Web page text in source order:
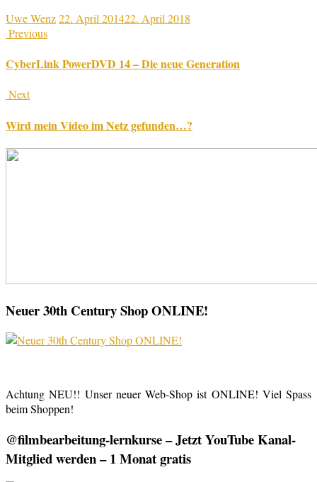
Uwe Wenz22. April 201422. April 2018
Previous
CyberLink PowerDVD 14 – Die neue Generation
Next
Wird mein Video im Netz gefunden…?
Neuer 30th Century Shop ONLINE!
Achtung NEU!! Unser neuer Web-Shop ist ONLINE! Viel Spass
beim Shoppen!
@filmbearbeitung-lernkurse – Jetzt YouTube Kanal-
Mitglied werden – 1 Monat gratis